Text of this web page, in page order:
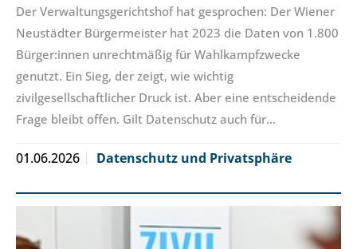
Der Verwaltungsgerichtshof hat gesprochen: Der Wiener
Neustädter Bürgermeister hat 2023 die Daten von 1.800
Bürger:innen unrechtmäßig für Wahlkampfzwecke
genutzt. Ein Sieg, der zeigt, wie wichtig
zivilgesellschaftlicher Druck ist. Aber eine entscheidende
Frage bleibt offen. Gilt Datenschutz auch für…
01.06.2026 Datenschutz und Privatsphäre